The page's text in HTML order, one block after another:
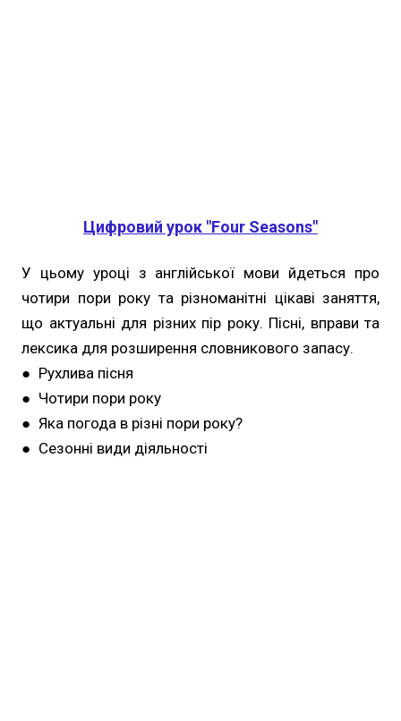
Цифровий урок "Four Seasons"
У цьому уроці з англійської мови йдеться про
чотири пори року та різноманітні цікаві заняття,
що актуальні для різних пір року. Пісні, вправи та
лексика для розширення словникового запасу.
● Рухлива пісня
● Чотири пори року
● Яка погода в різні пори року?
● Сезонні види діяльності